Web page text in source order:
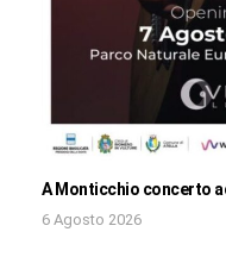
A Monticchio concerto
6 Agosto 2026